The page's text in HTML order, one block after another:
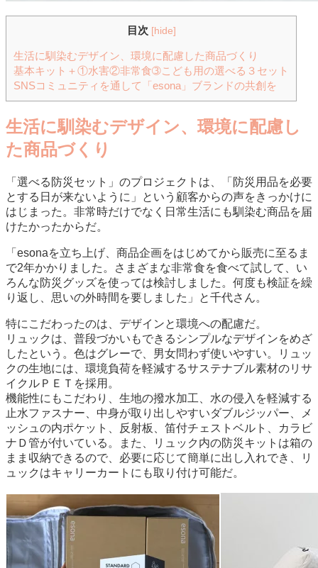
目次 [hide]
生活に馴染むデザイン、環境に配慮した商品づくり
基本キット＋①水害②非常食➂こども用の選べる３セット
SNSコミュニティを通して「esona」ブランドの共創を
生活に馴染むデザイン、環境に配慮し
た商品づくり
「選べる防災セット」のプロジェクトは、「防災用品を必要
とする日が来ないように」という顧客からの声をきっかけに
はじまった。非常時だけでなく日常生活にも馴染む商品を届
けたかったからだ。
「esonaを立ち上げ、商品企画をはじめてから販売に至るま
で2年かかりました。さまざまな非常食を食べて試して、い
ろんな防災グッズを使っては検討しました。何度も検証を繰
り返し、思いの外時間を要しました」と千代さん。
特にこだわったのは、デザインと環境への配慮だ。
リュックは、普段づかいもできるシンプルなデザインをめざ
したという。色はグレーで、男女問わず使いやすい。リュッ
クの生地には、環境負荷を軽減するサステナブル素材のリサ
イクルＰＥＴを採用。
機能性にもこだわり、生地の撥水加工、水の侵入を軽減する
止水ファスナー、中身が取り出しやすいダブルジッパー、メ
ッシュの内ポケット、反射板、笛付チェストベルト、カラビ
ナＤ管が付いている。また、リュック内の防災キットは箱の
まま収納できるので、必要に応じて簡単に出し入れでき、リ
ュックはキャリーカートにも取り付け可能だ。